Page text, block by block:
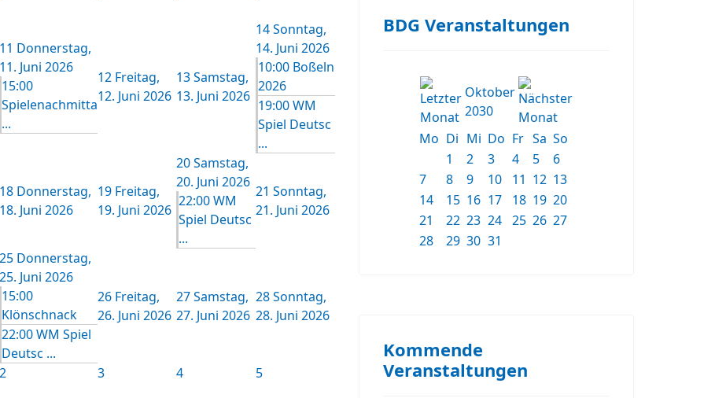
11 Donnerstag,
11. Juni 2026
15:00
Spielenachmitta
...
12 Freitag,
12. Juni 2026
13Samstag,
13. Juni 2026
14Sonntag,
14. Juni 2026
10:00 Boßeln
2026
19:00 WM
Spiel Deutsc
...
18 Donnerstag,
18. Juni 2026
19 Freitag,
19. Juni 2026
20Samstag,
20. Juni 2026
22:00 WM
Spiel Deutsc
...
21 Sonntag,
21. Juni 2026
25 Donnerstag,
25. Juni 2026
15:00
Klönschnack
22:00 WM Spiel
Deutsc ...
26 Freitag,
26. Juni 2026
27Samstag,
27. Juni 2026
28Sonntag,
28. Juni 2026
2 3 4 5
BDG Veranstaltungen
Oktober
2030
Mo Di Mi Do Fr Sa So
1
2 3 4 5
6
7
8 9 10 11 12 13
14
15 16 17 18 19 20
21
22 23 24 25 26 27
28
29 30 31
Kommende
Veranstaltungen